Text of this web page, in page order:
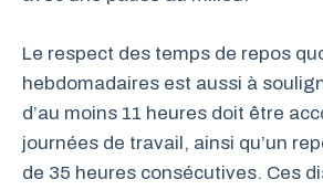
Le respect des temps de repos
hebdomadaires est aussi à
d’au moins 11 heures doit être
journées de travail, ainsi qu’un
de 35 heures consécutives. Ces